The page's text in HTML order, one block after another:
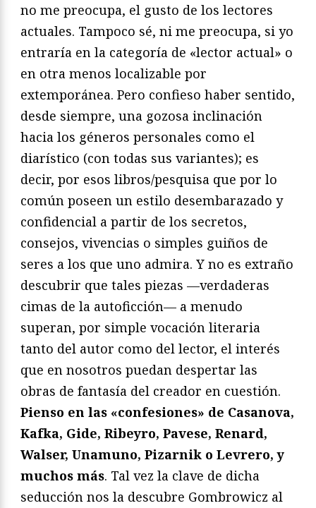
no me preocupa, el gusto de los lectores
actuales. Tampoco sé, ni me preocupa, si yo
entraría en la categoría de «lector actual» o
en otra menos localizable por
extemporánea. Pero confieso haber sentido,
desde siempre, una gozosa inclinación
hacia los géneros personales como el
diarístico (con todas sus variantes); es
decir, por esos libros/pesquisa que por lo
común poseen un estilo desembarazado y
confidencial a partir de los secretos,
consejos, vivencias o simples guiños de
seres a los que uno admira. Y no es extraño
descubrir que tales piezas —verdaderas
cimas de la autoficción— a menudo
superan, por simple vocación literaria
tanto del autor como del lector, el interés
que en nosotros puedan despertar las
obras de fantasía del creador en cuestión.
Pienso en las «confesiones» de Casanova,
Kafka, Gide, Ribeyro, Pavese, Renard,
Walser, Unamuno, Pizarnik o Levrero, y
muchos más. Tal vez la clave de dicha
seducción nos la descubre Gombrowicz al